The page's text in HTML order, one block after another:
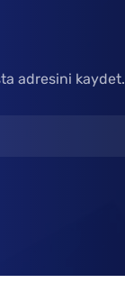
adresini kaydet.